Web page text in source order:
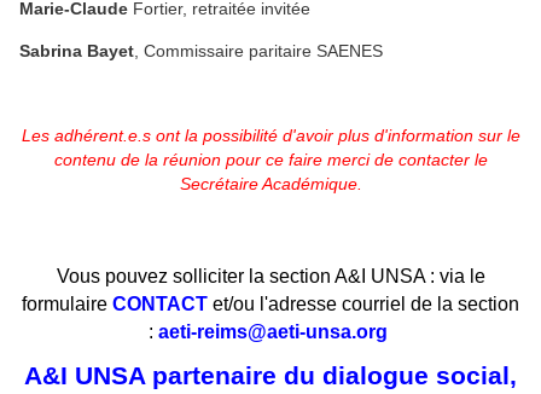
Marie-Claude Fortier, retraitée invitée
Sabrina Bayet , Commissaire paritaire SAENES
Les adhérent.e.s ont la possibilité d'avoir plus d'information sur le
contenu de la réunion pour ce faire merci de contacter le
Secrétaire Académique.
Vous pouvez solliciter la section A&I UNSA : via le
formulaire CONTACT et/ou l'adresse courriel de la section
: aeti-reims@aeti-unsa.org
A&I UNSA partenaire du dialogue social,